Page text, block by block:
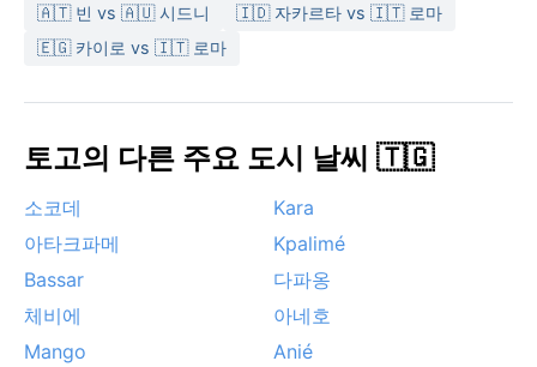
🇦🇹 빈 vs 🇦🇺 시드니
🇮🇩 자카르타 vs 🇮🇹 로마
🇪🇬 카이로 vs 🇮🇹 로마
토고의 다른 주요 도시 날씨 🇹🇬
소코데
Kara
아타크파메
Kpalimé
Bassar
다파옹
체비에
아네호
Mango
Anié